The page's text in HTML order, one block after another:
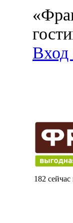
Вход
182